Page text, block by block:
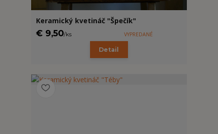
Keramický kvetináč "Špečík"
€ 9,50/ks VYPREDANÉ
Detail